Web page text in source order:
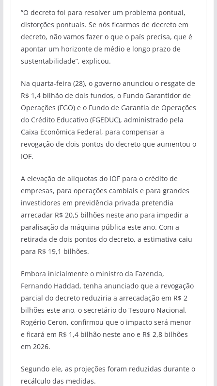
“O decreto foi para resolver um problema pontual,
distorções pontuais. Se nós ficarmos de decreto em
decreto, não vamos fazer o que o país precisa, que é
apontar um horizonte de médio e longo prazo de
sustentabilidade”, explicou.
Na quarta-feira (28), o governo anunciou o resgate de
R$ 1,4 bilhão de dois fundos, o Fundo Garantidor de
Operações (FGO) e o Fundo de Garantia de Operações
do Crédito Educativo (FGEDUC), administrado pela
Caixa Econômica Federal, para compensar a
revogação de dois pontos do decreto que aumentou o
IOF.
A elevação de alíquotas do IOF para o crédito de
empresas, para operações cambiais e para grandes
investidores em previdência privada pretendia
arrecadar R$ 20,5 bilhões neste ano para impedir a
paralisação da máquina pública este ano. Com a
retirada de dois pontos do decreto, a estimativa caiu
para R$ 19,1 bilhões.
Embora inicialmente o ministro da Fazenda,
Fernando Haddad, tenha anunciado que a revogação
parcial do decreto reduziria a arrecadação em R$ 2
bilhões este ano, o secretário do Tesouro Nacional,
Rogério Ceron, confirmou que o impacto será menor
e ficará em R$ 1,4 bilhão neste ano e R$ 2,8 bilhões
em 2026.
Segundo ele, as projeções foram reduzidas durante o
recálculo das medidas.